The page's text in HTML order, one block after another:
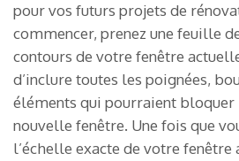
pour vos futurs projets de
commencer, prenez une feuille
contours de votre fenêtre
d’inclure toutes les poignées,
éléments qui pourraient bloquer
nouvelle fenêtre. Une fois que
l’échelle exacte de votre